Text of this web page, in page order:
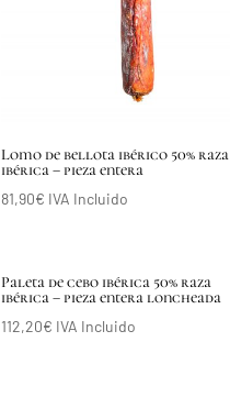
Lomo de bellota ibérico 50% raza
ibérica – pieza entera
81,90€ IVA Incluido
Paleta de cebo ibérica 50% raza
ibérica – pieza entera loncheada
112,20€ IVA Incluido